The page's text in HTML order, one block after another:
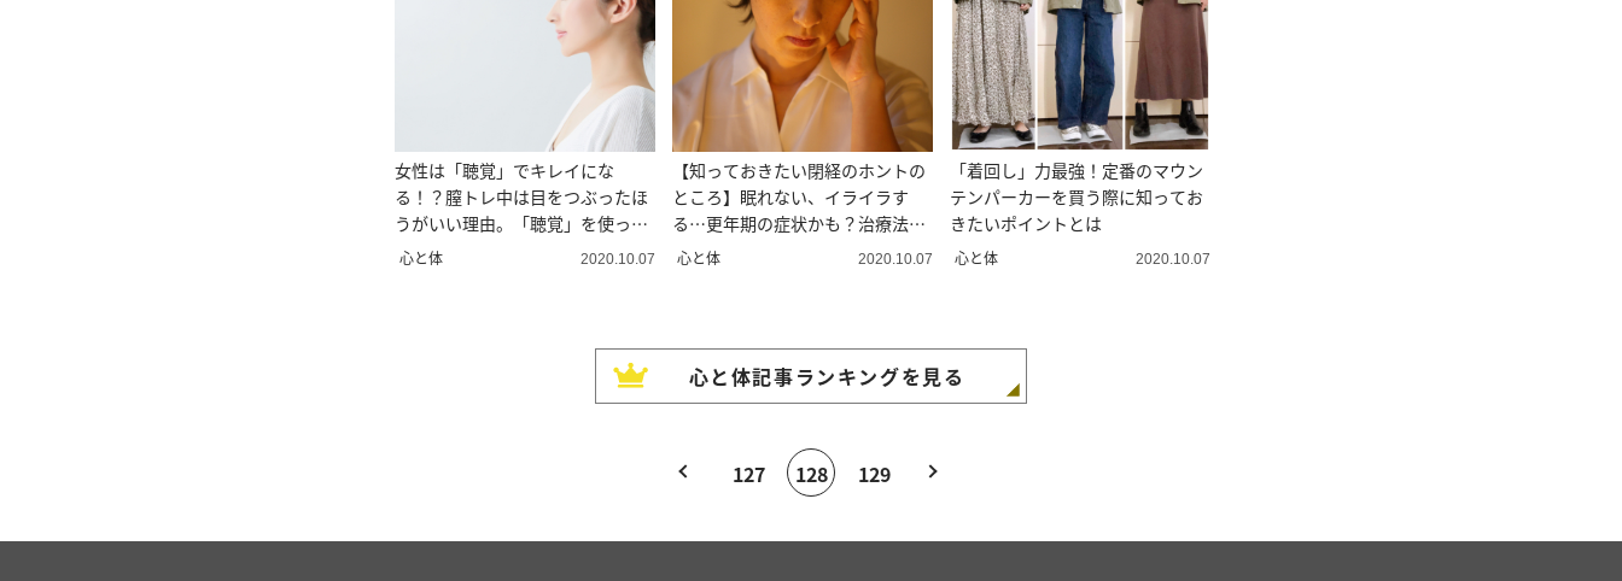
女性は「聴覚」でキレイにな
る！？膣トレ中は目をつぶったほ
うがいい理由。「聴覚」を使って
効果をアップ！
心と体 2020.10.07
【知っておきたい閉経のホントの
ところ】眠れない、イライラす
る…更年期の症状かも？治療法や
閉経との関係は？
心と体 2020.10.07
「着回し」力最強！定番のマウン
テンパーカーを買う際に知ってお
きたいポイントとは
心と体 2020.10.07
心と体記事ランキングを見る
127 128 129